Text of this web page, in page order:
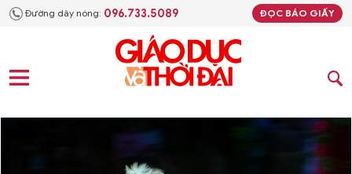
Đường dây nóng: 096.733.5089 ĐỌC BÁO GIẤY